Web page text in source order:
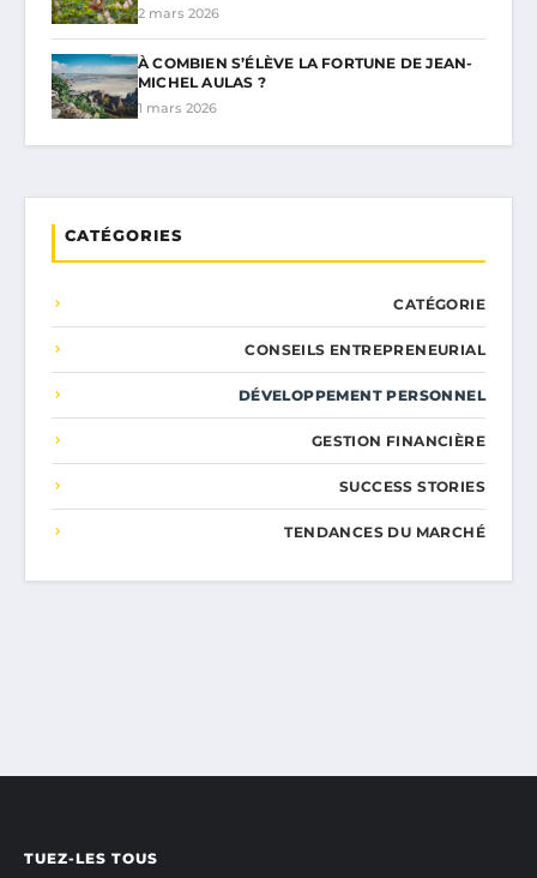
2 mars 2026
À COMBIEN S’ÉLÈVE LA FORTUNE DE JEAN-
MICHEL AULAS ?
1 mars 2026
CATÉGORIES
CATÉGORIE
CONSEILS ENTREPRENEURIAL
DÉVELOPPEMENT PERSONNEL
GESTION FINANCIÈRE
SUCCESS STORIES
TENDANCES DU MARCHÉ
TUEZ-LES TOUS